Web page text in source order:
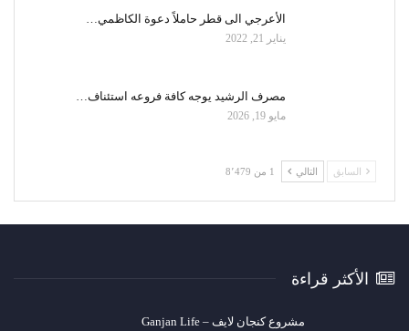
الأعرجي الى قطر حاملاً دعوة الكاظمي…
يناير 21, 2022
مصرف الرشيد يوجه كافة فروعه استئناف…
مايو 19, 2026
السابق التالي 1 من 8٬479
الأكثر قراءة
مشروع كنجان لايف – Ganjan Life